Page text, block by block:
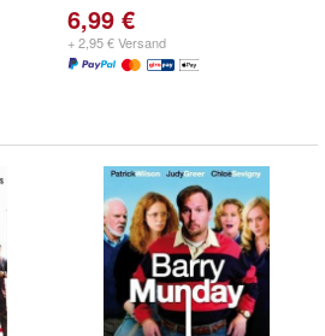
6,99 €
+ 2,95 € Versand